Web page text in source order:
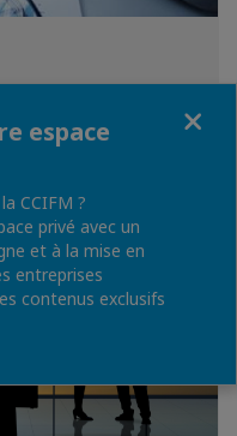
la chambre est à
développement
espace
CCIFM ?
privé avec un
et à la mise en
entreprises
contenus exclusifs